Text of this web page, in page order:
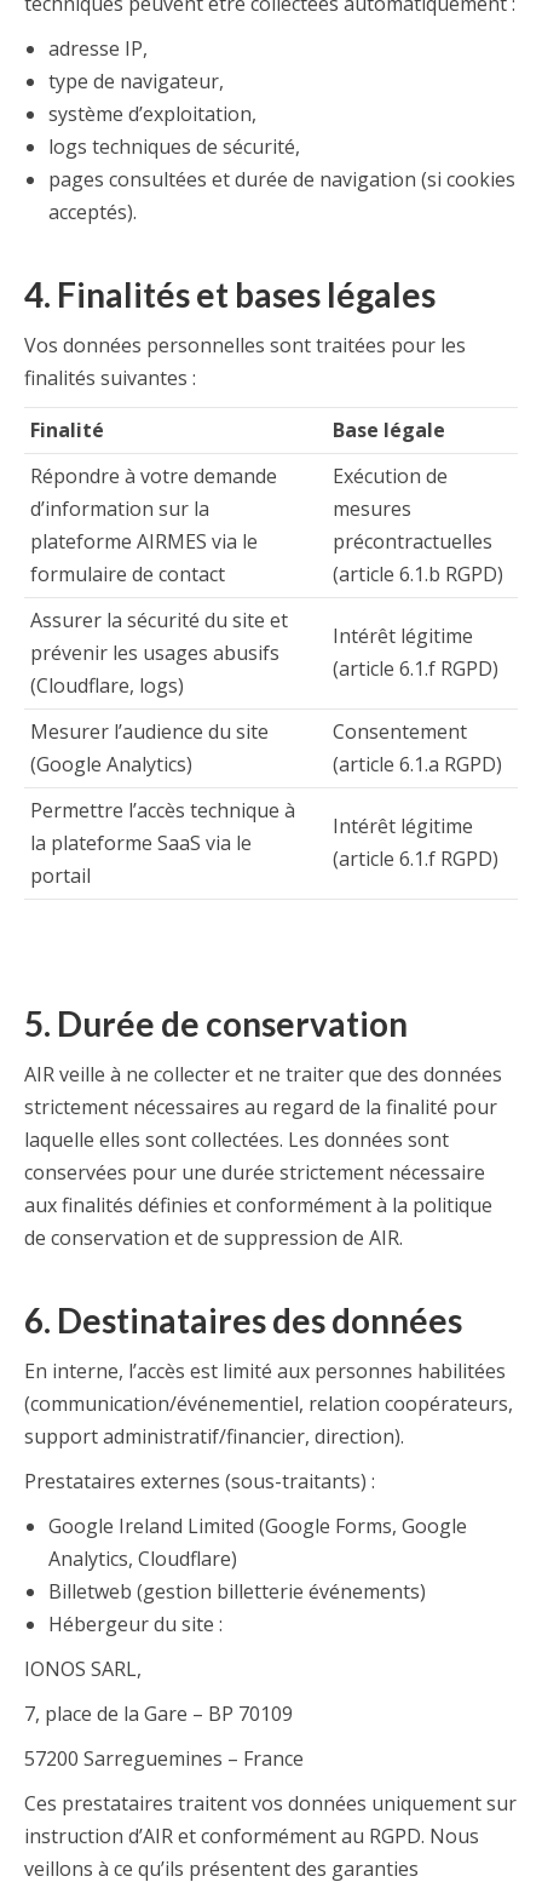
adresse IP,
type de navigateur,
système d’exploitation,
logs techniques de sécurité,
pages consultées et durée de navigation (si cookies
acceptés).
4. Finalités et bases légales
Vos données personnelles sont traitées pour les
finalités suivantes :
Finalité
Base légale
Répondre à votre demande
d’information sur la
plateforme AIRMES via le
formulaire de contact
Exécution de
mesures
précontractuelles
(article 6.1.b RGPD)
Assurer la sécurité du site et
prévenir les usages abusifs
(Cloudflare, logs)
Intérêt légitime
(article 6.1.f RGPD)
Mesurer l’audience du site
(Google Analytics)
Consentement
(article 6.1.a RGPD)
Permettre l’accès technique à
la plateforme SaaS via le
portail
Intérêt légitime
(article 6.1.f RGPD)
5. Durée de conservation
AIR veille à ne collecter et ne traiter que des données
strictement nécessaires au regard de la finalité pour
laquelle elles sont collectées. Les données sont
conservées pour une durée strictement nécessaire
aux finalités définies et conformément à la politique
de conservation et de suppression de AIR.
6. Destinataires des données
En interne, l’accès est limité aux personnes habilitées
(communication/événementiel, relation coopérateurs,
support administratif/financier, direction).
Prestataires externes (sous-traitants) :
Google Ireland Limited (Google Forms, Google
Analytics, Cloudflare)
Billetweb (gestion billetterie événements)
Hébergeur du site :
IONOS SARL,
7, place de la Gare – BP 70109
57200 Sarreguemines – France
Ces prestataires traitent vos données uniquement sur
instruction d’AIR et conformément au RGPD. Nous
veillons à ce qu’ils présentent des garanties